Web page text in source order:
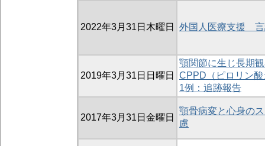
2022年3月31日木曜日 外国人医療支援 言
2019年3月31日日曜日
顎関節に生じ長期
CPPD（ピロリン
1例：追跡報告
2017年3月31日金曜日
顎骨病変と心身の
慮